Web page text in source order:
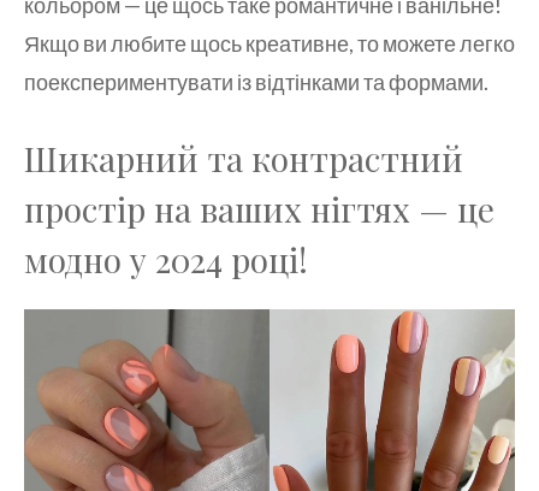
Якщо ви любите щось креативне, то можете легко
поекспериментувати із відтінками та формами.
Шикарний та контрастний
простір на ваших нігтях — це
модно у 2024 році!